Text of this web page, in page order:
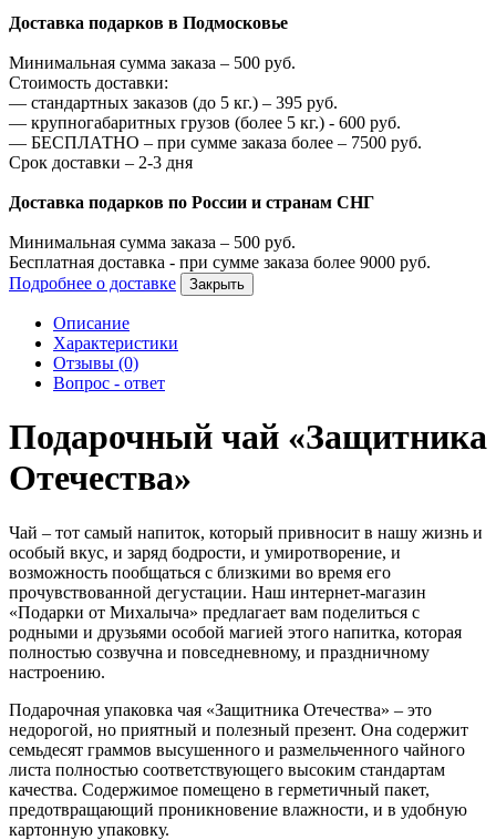
Доставка подарков в Подмосковье
Минимальная сумма заказа – 500 руб.
Стоимость доставки:
— стандартных заказов (до 5 кг.) – 395 руб.
— крупногабаритных грузов (более 5 кг.) - 600 руб.
— БЕСПЛАТНО – при сумме заказа более – 7500 руб.
Срок доставки – 2-3 дня
Доставка подарков по России и странам СНГ
Минимальная сумма заказа – 500 руб.
Бесплатная доставка - при сумме заказа более 9000 руб.
Подробнее о доставке
Закрыть
Описание
Характеристики
Отзывы (0)
Вопрос - ответ
Подарочный чай «Защитника
Отечества»
Чай – тот самый напиток, который привносит в нашу жизнь и
особый вкус, и заряд бодрости, и умиротворение, и
возможность пообщаться с близкими во время его
прочувствованной дегустации. Наш интернет-магазин
«Подарки от Михалыча» предлагает вам поделиться с
родными и друзьями особой магией этого напитка, которая
полностью созвучна и повседневному, и праздничному
настроению.
Подарочная упаковка чая «Защитника Отечества» – это
недорогой, но приятный и полезный презент. Она содержит
семьдесят граммов высушенного и размельченного чайного
листа полностью соответствующего высоким стандартам
качества. Содержимое помещено в герметичный пакет,
предотвращающий проникновение влажности, и в удобную
картонную упаковку.